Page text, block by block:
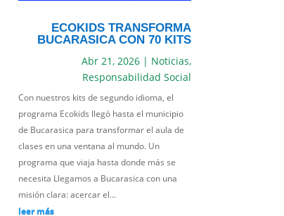
ECOKIDS TRANSFORMA
BUCARASICA CON 70 KITS
Abr 21, 2026| Noticias,
Responsabilidad Social
Con nuestros kits de segundo idioma, el
programa Ecokids llegó hasta el municipio
de Bucarasica para transformar el aula de
clases en una ventana al mundo. Un
programa que viaja hasta donde más se
necesita Llegamos a Bucarasica con una
misión clara: acercar el...
leer más